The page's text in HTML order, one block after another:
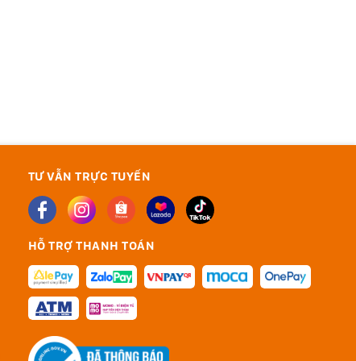
TƯ VẪN TRỰC TUYẾN
HỖ TRỢ THANH TOÁN